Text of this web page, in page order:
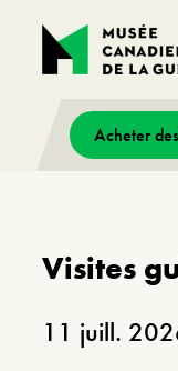
Acheter
Visites
11 juill.